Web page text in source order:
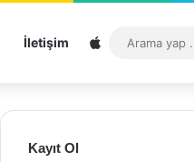
İletişim Sitemap
Kayıt Ol